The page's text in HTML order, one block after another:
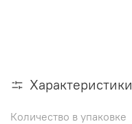
Характеристики
Количество в упаковке